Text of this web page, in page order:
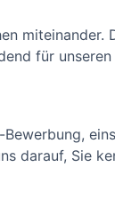
miteinander.
für
darauf, Sie